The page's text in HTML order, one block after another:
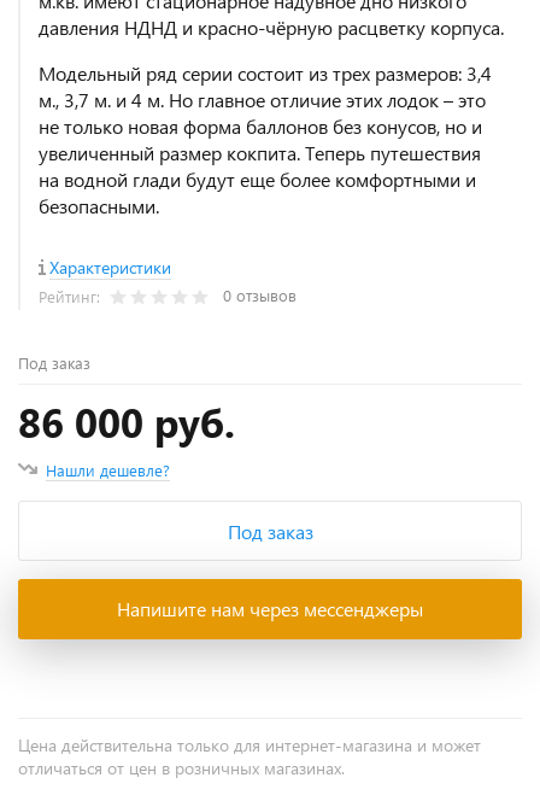
давления НДНД и красно-чёрную расцветку корпуса.
Модельный ряд серии состоит из трех размеров: 3,4
м., 3,7 м. и 4 м. Но главное отличие этих лодок – это
не только новая форма баллонов без конусов, но и
увеличенный размер кокпита. Теперь путешествия
на водной глади будут еще более комфортными и
безопасными.
Характеристики
Рейтинг: 0 отзывов
Под заказ
86 000 руб.
Нашли дешевле?
Под заказ
Напишите нам через мессенджеры
Цена действительна только для интернет-магазина и может
отличаться от цен в розничных магазинах.